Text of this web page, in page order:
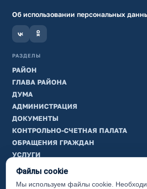
Об использовании персональных
РАЗДЕЛЫ
РАЙОН
ГЛАВА РАЙОНА
ДУМА
АДМИНИСТРАЦИЯ
ДОКУМЕНТЫ
КОНТРОЛЬНО-СЧЕТНАЯ ПАЛАТА
ОБРАЩЕНИЯ ГРАЖДАН
УСЛУГИ
ТИК
ИНФОРМАЦИЯ
Файлы cookie
Мы используем файлы cookie.